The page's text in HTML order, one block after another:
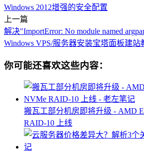
Windows 2012增强的安全配置
上一篇
解决"ImportError: No module named
Windows VPS/服务器安装宝塔面板建
你可能还喜欢这些内容：
搬瓦工部分机房即将升级 - AMD
RAID-10 上线